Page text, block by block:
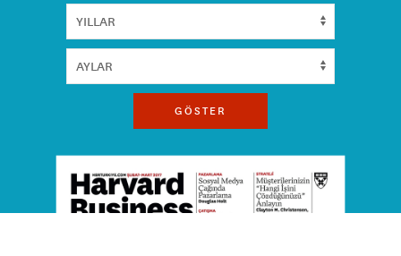
GÖSTER